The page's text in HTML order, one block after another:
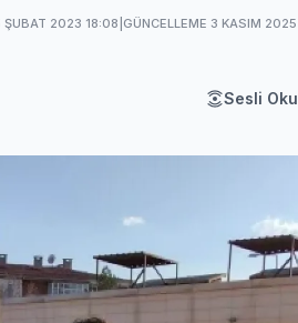
ŞUBAT 2023 18:08 GÜNCELLEME 3 KASIM
Sesli Oku